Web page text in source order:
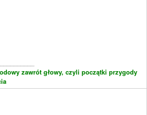
zawrót głowy, czyli początki przygody